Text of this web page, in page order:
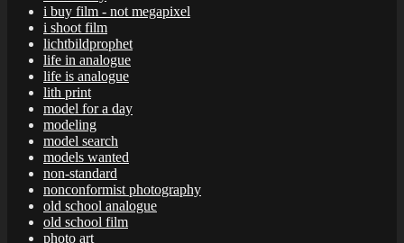
i buy film - not megapixel
i shoot film
lichtbildprophet
life in analogue
life is analogue
lith print
model for a day
modeling
model search
models wanted
non-standard
nonconformist photography
old school analogue
old school film
photo art